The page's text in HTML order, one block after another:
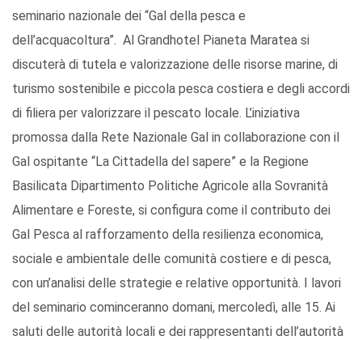
seminario nazionale dei “Gal della pesca e
dell’acquacoltura”. Al Grandhotel Pianeta Maratea si
discuterà di tutela e valorizzazione delle risorse marine, di
turismo sostenibile e piccola pesca costiera e degli accordi
di filiera per valorizzare il pescato locale. L’iniziativa
promossa dalla Rete Nazionale Gal in collaborazione con il
Gal ospitante “La Cittadella del sapere” e la Regione
Basilicata Dipartimento Politiche Agricole alla Sovranità
Alimentare e Foreste, si configura come il contributo dei
Gal Pesca al rafforzamento della resilienza economica,
sociale e ambientale delle comunità costiere e di pesca,
con un’analisi delle strategie e relative opportunità. I lavori
del seminario cominceranno domani, mercoledì, alle 15. Ai
saluti delle autorità locali e dei rappresentanti dell’autorità